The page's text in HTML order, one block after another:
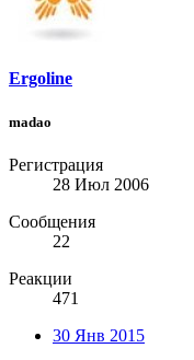
Ergoline
madao
Регистрация
28 Июл 2006
Сообщения
22
Реакции
471
30 Янв 2015